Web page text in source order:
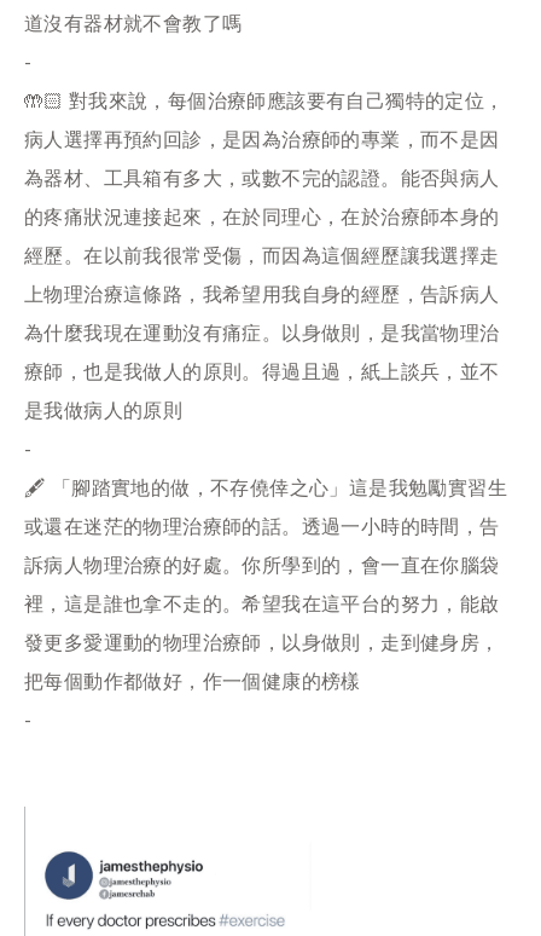
道沒有器材就不會教了嗎
-
🤲🏻 對我來說，每個治療師應該要有自己獨特的定位，
病人選擇再預約回診，是因為治療師的專業，而不是因
為器材、工具箱有多大，或數不完的認證。能否與病人
的疼痛狀況連接起來，在於同理心，在於治療師本身的
經歷。在以前我很常受傷，而因為這個經歷讓我選擇走
上物理治療這條路，我希望用我自身的經歷，告訴病人
為什麼我現在運動沒有痛症。以身做則，是我當物理治
療師，也是我做人的原則。得過且過，紙上談兵，並不
是我做病人的原則
-
🖋 「腳踏實地的做，不存僥倖之心」這是我勉勵實習生
或還在迷茫的物理治療師的話。透過一小時的時間，告
訴病人物理治療的好處。你所學到的，會一直在你腦袋
裡，這是誰也拿不走的。希望我在這平台的努力，能啟
發更多愛運動的物理治療師，以身做則，走到健身房，
把每個動作都做好，作一個健康的榜樣
-